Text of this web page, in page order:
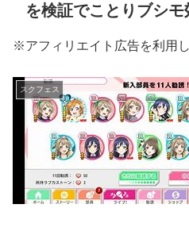
を検証でことりブシモ
※アフィリエイト広告を利用
スクフェス